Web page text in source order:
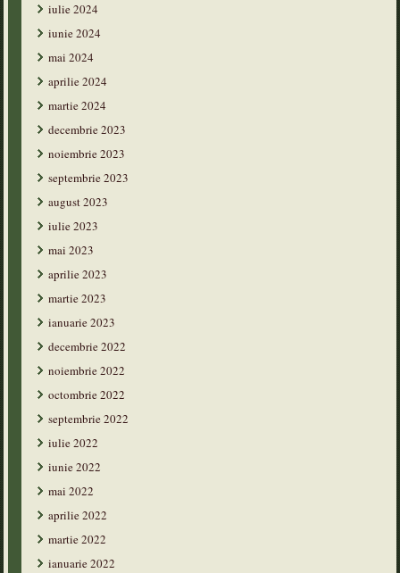
iulie 2024
iunie 2024
mai 2024
aprilie 2024
martie 2024
decembrie 2023
noiembrie 2023
septembrie 2023
august 2023
iulie 2023
mai 2023
aprilie 2023
martie 2023
ianuarie 2023
decembrie 2022
noiembrie 2022
octombrie 2022
septembrie 2022
iulie 2022
iunie 2022
mai 2022
aprilie 2022
martie 2022
ianuarie 2022